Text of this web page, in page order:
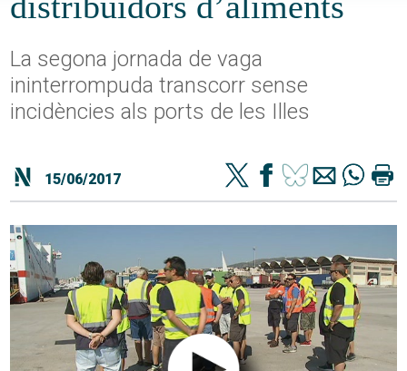
La segona jornada de vaga
ininterrompuda transcorr sense
incidències als ports de les Illes
15/06/2017